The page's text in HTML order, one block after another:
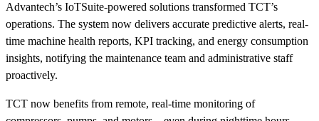
Advantech’s IoTSuite-powered solutions transformed TCT’s
operations. The system now delivers accurate predictive alerts, real-
time machine health reports, KPI tracking, and energy consumption
insights, notifying the maintenance team and administrative staff
proactively.
TCT now benefits from remote, real-time monitoring of